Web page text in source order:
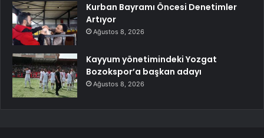
Kurban Bayramı Öncesi Denetimler
Artıyor
Ağustos 8, 2026
Kayyum yönetimindeki Yozgat
Bozokspor’a başkan adayı
Ağustos 8, 2026